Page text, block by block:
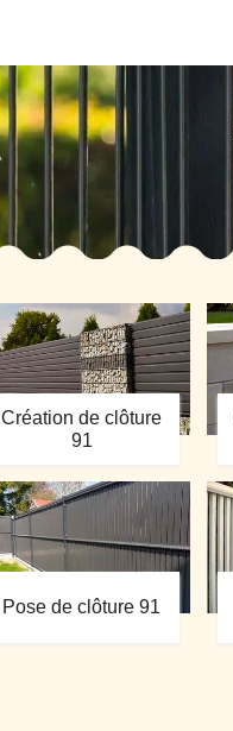
Création de clôture
91
Pose de clôture 91